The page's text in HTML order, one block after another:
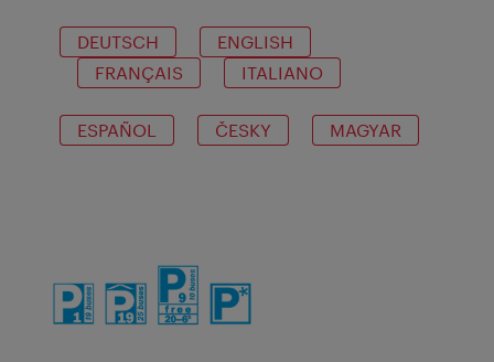
DEUTSCH
ENGLISH
FRANÇAIS
ITALIANO
ESPAÑOL ČESKY MAGYAR